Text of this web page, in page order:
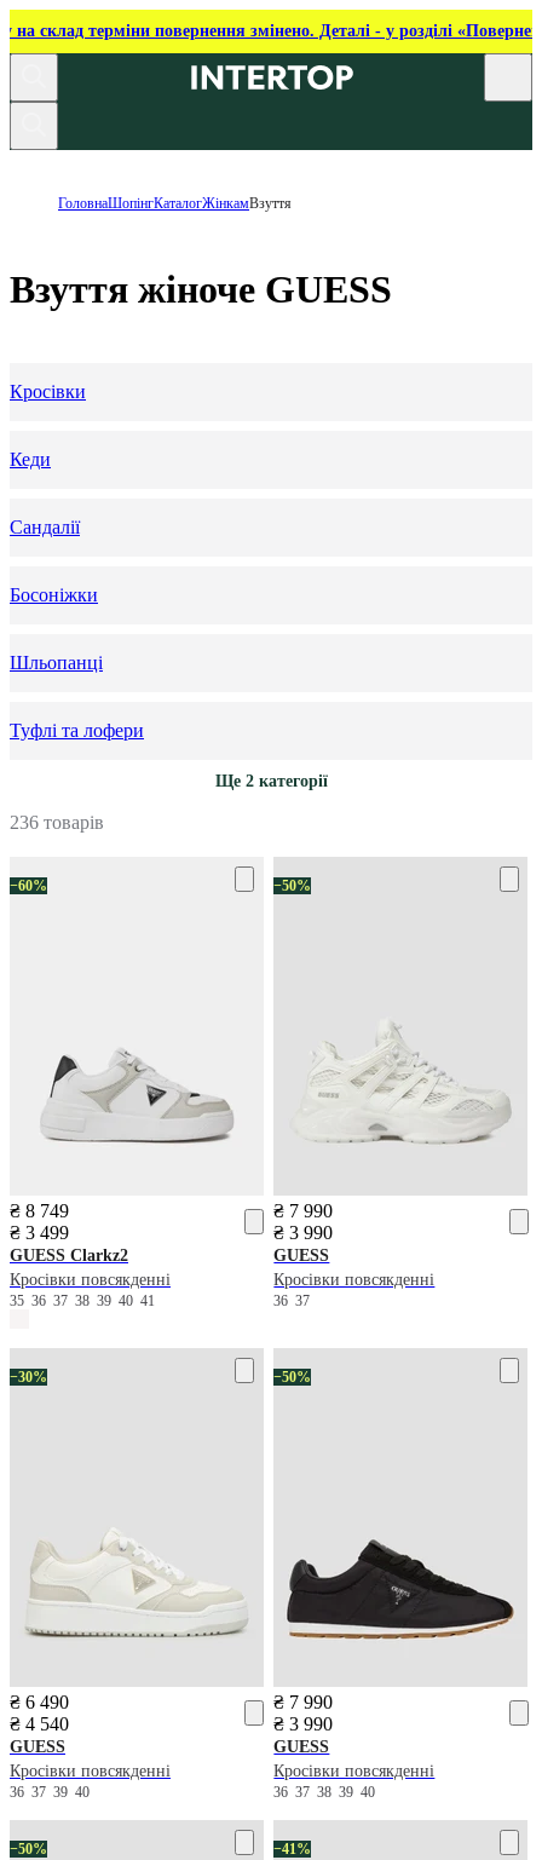
на склад терміни повернення змінено. Деталі - у розділі
ГоловнаШопінгКаталогЖінкамВзуття
Взуття жіноче GUESS
Кросівки
Кеди
Сандалії
Босоніжки
Шльопанці
Туфлі та лофери
Ще 2 категорії
236 товарів
−60%
₴ 8 749
₴ 3 499
GUESS Clarkz2
Кросівки повсякденні
35 36 37 38 39 40 41
−50%
₴ 7 990
₴ 3 990
GUESS
Кросівки повсякденні
3637
−30%
₴ 6 490
₴ 4 540
GUESS
Кросівки повсякденні
36 37 39 40
−50%
₴ 7 990
₴ 3 990
GUESS
Кросівки повсякденні
3637383940
−50% −41%